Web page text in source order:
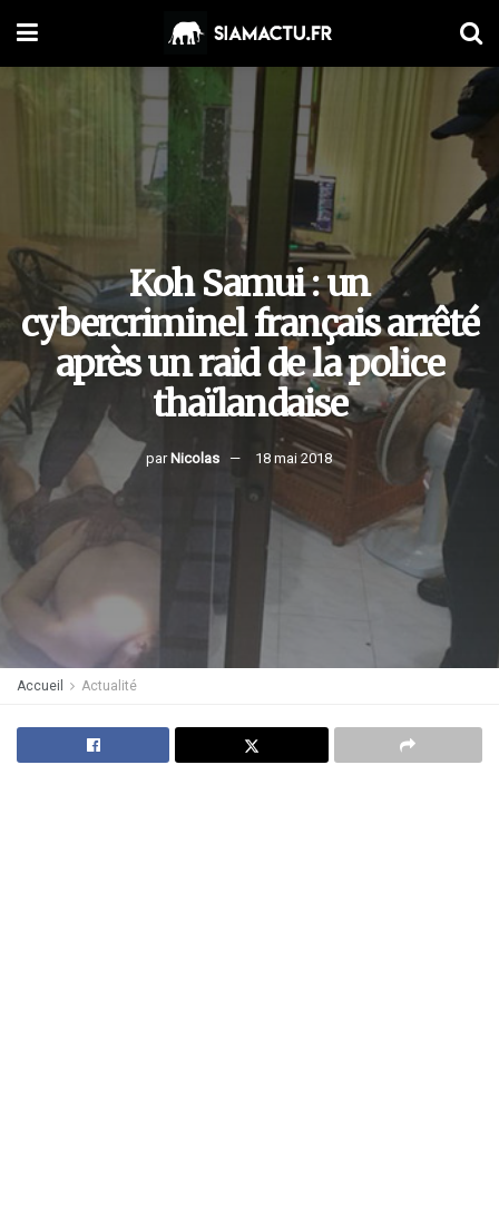
Koh Samui : un
cybercriminel français arrêté
après un raid de la police
thaïlandaise
par Nicolas 18 mai 2018
Accueil Actualité